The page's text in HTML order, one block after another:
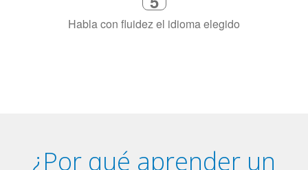
Combina con un instructor de
idiomas certificado y nativo en su